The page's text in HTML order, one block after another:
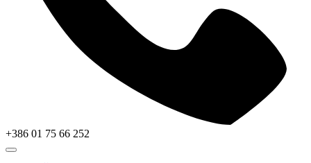
+386 01 75 66 252